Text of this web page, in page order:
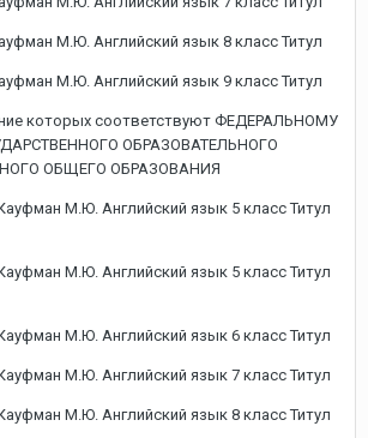
М.Ю. Английский язык 8 класс Титул
М.Ю. Английский язык 9 класс Титул
которых соответствуют ФЕДЕРАЛЬНОМУ
ОБРАЗОВАТЕЛЬНОГО
ОБЩЕГО ОБРАЗОВАНИЯ
М.Ю. Английский язык 5 класс Титул
М.Ю. Английский язык 5 класс Титул
М.Ю. Английский язык 6 класс Титул
М.Ю. Английский язык 7 класс Титул
М.Ю. Английский язык 8 класс Титул